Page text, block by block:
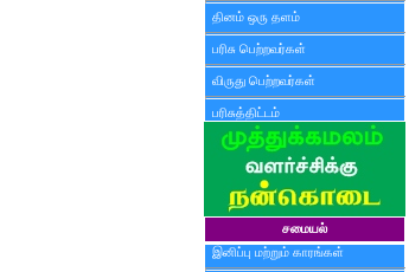
தினம் ஒரு தளம்
பரிசு பெற்றவர்கள்
விருது பெற்றவர்கள்
பரிசுத்திட்டம்
சமையல்
இனிப்பு மற்றும் காரங்கள்